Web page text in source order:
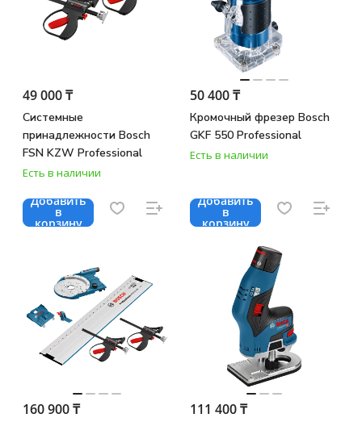
49 000 ₸
Системные
принадлежности Bosch
FSN KZW Professional
Есть в наличии
Добавить
в
корзину
50 400 ₸
Кромочный фрезер Bosch
GKF 550 Professional
Есть в наличии
Добавить
в
корзину
160 900 ₸ 111 400 ₸